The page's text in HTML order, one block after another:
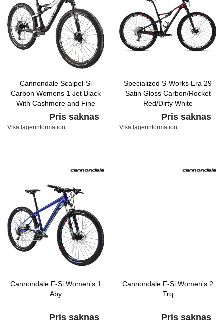
Cannondale Scalpel-Si
Carbon Womens 1 Jet Black
With Cashmere and Fine
Silver, Satin
Pris saknas
Visa lagerinformation
Specialized S-Works Era 29
Satin Gloss Carbon/Rocket
Red/Dirty White
Pris saknas
Visa lagerinformation
Cannondale F-Si Women's 1
Aby
Pris saknas
Cannondale F-Si Women's 2
Trq
Pris saknas